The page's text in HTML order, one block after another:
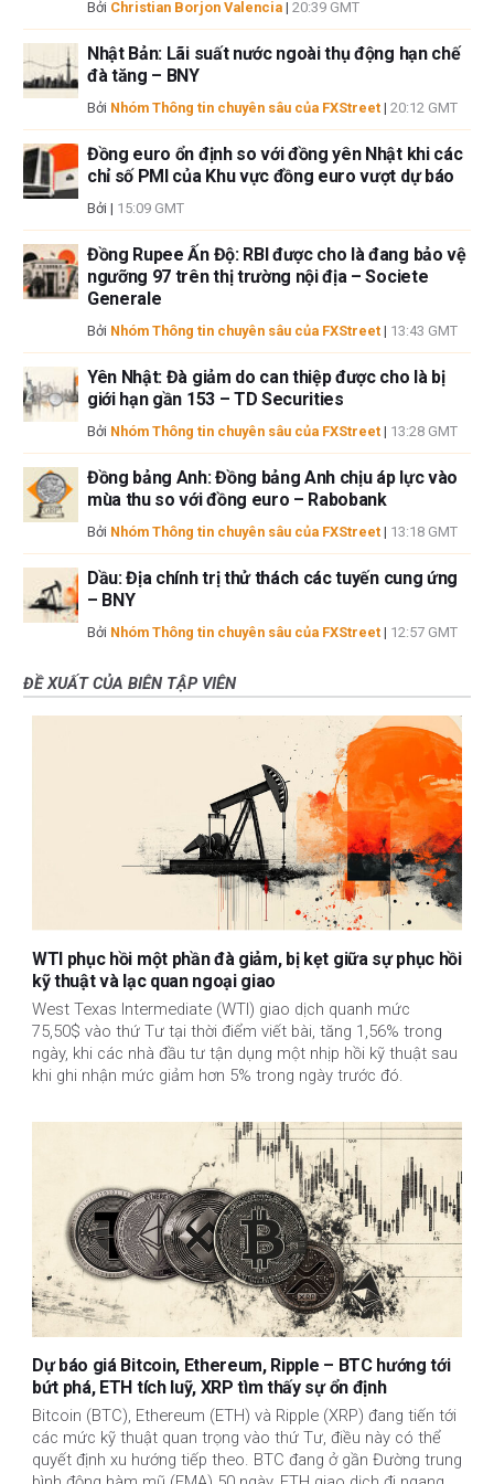
lỗi và thiếu sót.
Tác giả và FXStreet không phải là các cố vấn đầu tư đã đăng ký và không
có nội dung nào trong bài viết này nhằm mục đích tư vấn đầu tư.
Bởi Christian Borjon Valencia | 20:39 GMT
Nhật Bản: Lãi suất nước ngoài thụ động hạn chế
đà tăng – BNY
Bởi Nhóm Thông tin chuyên sâu của FXStreet | 20:12 GMT
Đồng euro ổn định so với đồng yên Nhật khi các
chỉ số PMI của Khu vực đồng euro vượt dự báo
Bởi | 15:09 GMT
Đồng Rupee Ấn Độ: RBI được cho là đang bảo vệ
ngưỡng 97 trên thị trường nội địa – Societe
Generale
Bởi Nhóm Thông tin chuyên sâu của FXStreet | 13:43 GMT
Yên Nhật: Đà giảm do can thiệp được cho là bị
giới hạn gần 153 – TD Securities
Bởi Nhóm Thông tin chuyên sâu của FXStreet | 13:28 GMT
Đồng bảng Anh: Đồng bảng Anh chịu áp lực vào
mùa thu so với đồng euro – Rabobank
Bởi Nhóm Thông tin chuyên sâu của FXStreet | 13:18 GMT
Dầu: Địa chính trị thử thách các tuyến cung ứng
– BNY
Bởi Nhóm Thông tin chuyên sâu của FXStreet | 12:57 GMT
ĐỀ XUẤT CỦA BIÊN TẬP VIÊN
WTI phục hồi một phần đà giảm, bị kẹt giữa sự phục hồi
kỹ thuật và lạc quan ngoại giao
West Texas Intermediate (WTI) giao dịch quanh mức
75,50$ vào thứ Tư tại thời điểm viết bài, tăng 1,56% trong
ngày, khi các nhà đầu tư tận dụng một nhịp hồi kỹ thuật sau
khi ghi nhận mức giảm hơn 5% trong ngày trước đó.
Dự báo giá Bitcoin, Ethereum, Ripple – BTC hướng tới
bứt phá, ETH tích luỹ, XRP tìm thấy sự ổn định
Bitcoin (BTC), Ethereum (ETH) và Ripple (XRP) đang tiến tới
các mức kỹ thuật quan trọng vào thứ Tư, điều này có thể
quyết định xu hướng tiếp theo. BTC đang ở gần Đường trung